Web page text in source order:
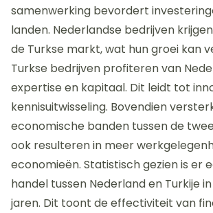
samenwerking bevordert
landen. Nederlandse bedrijven
de Turkse markt, wat hun groei kan
Turkse bedrijven profiteren van
expertise en kapitaal. Dit leidt tot
kennisuitwisseling. Bovendien
economische banden tussen de
ook resulteren in meer
economieën. Statistisch gezien is er
handel tussen Nederland en Turkije
jaren. Dit toont de effectiviteit van